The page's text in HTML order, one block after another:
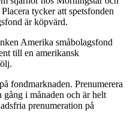
tycker att spetsfonden
är köpvärd.
Amerika småbolagsfond
till en amerikansk
fondmarknaden. Prenumerera
i månaden och är helt
prenumeration på